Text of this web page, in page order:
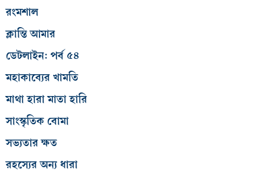
রংমশাল
ক্লান্তি আমার
ডেটলাইন: পর্ব ৫৪
মহাকাব্যের খামতি
মাথা হারা মাতা হারি
সাংস্কৃতিক বোমা
সভ্যতার ক্ষত
রহস্যের অন্য ধারা